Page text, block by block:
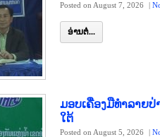
Posted on August 7, 2026 |
ອ່ານຕໍ່...
ມອບເຄື່ອງມືທຳລາຍ
ໃຕ້
Posted on August 5, 2026 |